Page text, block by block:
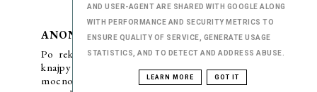
ANONIMOWY 27 października 2019 23:40
Po rekomedacji udalismy sie do opisywanej przez Ciebie
knajpy i zamowiismy czarny makaron, ktory okazal sie
mocno przecietny. Uwazajcie na rachunek, doliczaja 2 euro
AND USER-AGENT ARE SHARED WITH GOOGLE ALONG
WITH PERFORMANCE AND SECURITY METRICS TO
ENSURE QUALITY OF SERVICE, GENERATE USAGE
STATISTICS, AND TO DETECT AND ADDRESS ABUSE.
LEARN MORE GOT IT